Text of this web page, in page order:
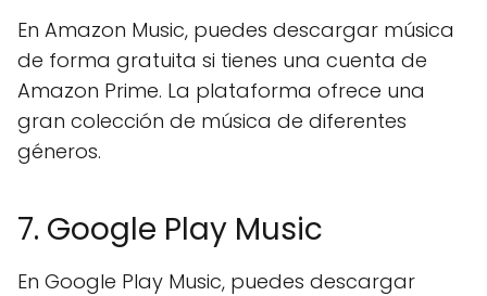
En Amazon Music, puedes descargar música
de forma gratuita si tienes una cuenta de
Amazon Prime. La plataforma ofrece una
gran colección de música de diferentes
géneros.
7. Google Play Music
En Google Play Music, puedes descargar